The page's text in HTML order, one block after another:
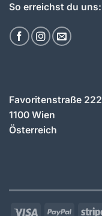
So erreichst du uns:
Favoritenstraße 222
1100 Wien
Österreich
Visa PayPal